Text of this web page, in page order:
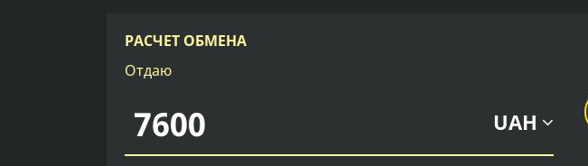
РАСЧЕТ ОБМЕНА
Отдаю
UAH